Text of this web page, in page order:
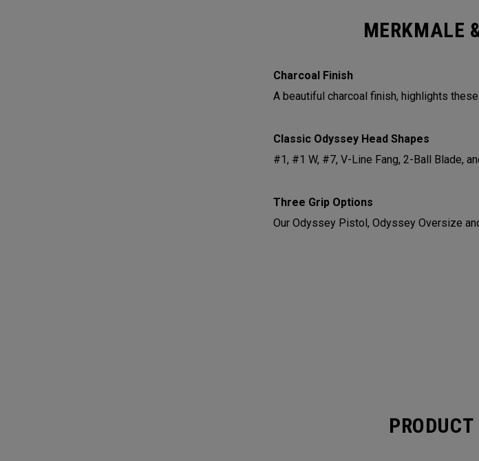
MERKMALE
Charcoal Finish
A beautiful charcoal finish, highlights
Classic Odyssey Head Shapes
#1, #1 W, #7, V-Line Fang, 2-Ball Blade,
Three Grip Options
Our Odyssey Pistol, Odyssey Oversize
PRODUCT